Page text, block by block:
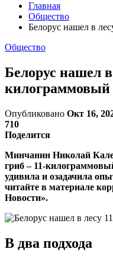
Главная
Общество
Белорус нашел в
Общество
Белорус нашел в
килограммовый
Опубликовано Окт 16,
710
Поделится
Минчанин Николай
гриб – 11-
удивила и озадачила
читайте в материале
Новости».
В два подхода